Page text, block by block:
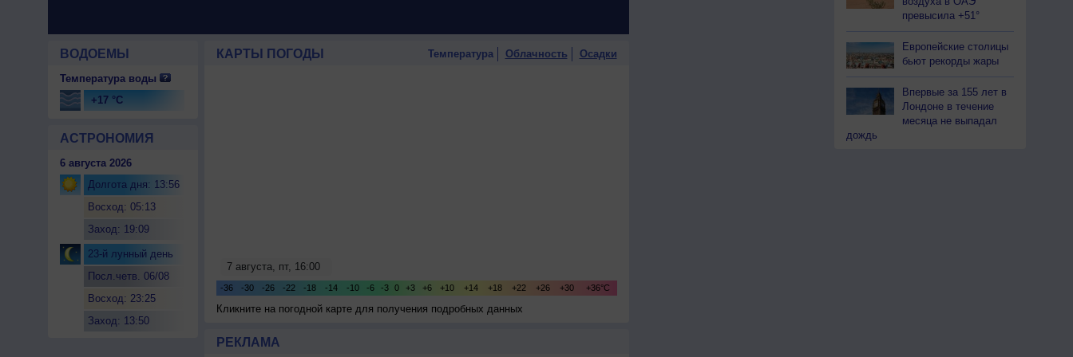
ВОДОЕМЫ
Температура воды
+17 °C
АСТРОНОМИЯ
6 августа 2026
Долгота дня: 13:56
Восход: 05:13
Заход: 19:09
23-й лунный день
Посл.четв. 06/08
Восход: 23:25
Заход: 13:50
КАРТЫ ПОГОДЫ Температура Облачность Осадки
Кликните на погодной карте для получения подробных данных
РЕКЛАМА
превысила +51°
Европейские столицы
бьют рекорды жары
Впервые за 155 лет в
Лондоне в течение
месяца не выпадал
дождь